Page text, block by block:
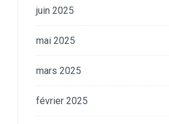
juin 2025
mai 2025
mars 2025
février 2025